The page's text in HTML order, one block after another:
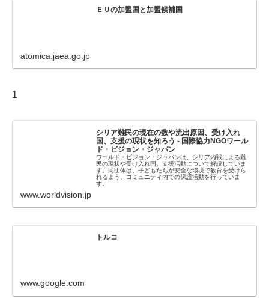
ＥＵの加盟国と加盟候補国
atomica.jaea.go.jp
1
シリア難民の現在の数や流出原因、受け入れ
国、支援の現状を知ろう - 国際協力NGOワール
ド・ビジョン・ジャパン
​ワールド・ビジョン・ジャパンは、シリア内戦による難
民の現状や受け入れ国、支援活動について解説していま
す。​​同団体は、子どもたちが安全な環境で教育を受けら
れるよう、コミュニティ内での保護活動を行っていま
す。
www.worldvision.jp
トルコ
www.google.com